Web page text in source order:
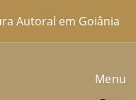
Autoral em Goiânia
Menu